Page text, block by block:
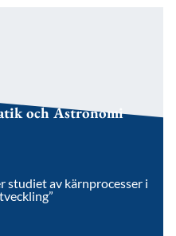
och Astronomi
studiet av kärnprocesser i